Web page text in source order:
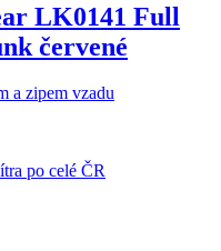
LK0141 Full
červené
a zipem vzadu
po celé ČR